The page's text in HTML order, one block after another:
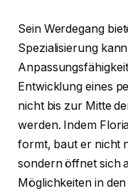
Sein Werdegang
Spezialisierung
Entwicklung eines
nicht bis zur Mitte
werden. Indem
formt, baut er nicht
sondern öffnet sich
Möglichkeiten in